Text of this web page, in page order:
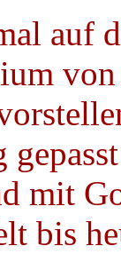
auf
mit
bis